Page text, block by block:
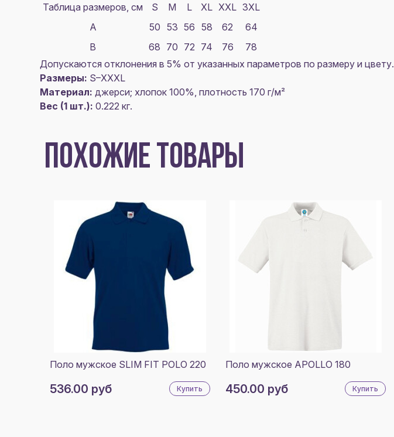
Таблица размеров, см S M L XL XXL 3XL
A
50 53 56 58 62
64
B
68 70 72 74 76
78
Допускаются отклонения в 5% от указанных параметров по размеру и цвету.
Размеры: S–XXXL
Материал: джерси; хлопок 100%, плотность 170 г/м²
Вес (1 шт.): 0.222 кг.
ПОХОЖИЕ ТОВАРЫ
Поло мужское SLIM FIT POLO 220
536.00 руб Купить
Поло мужское APOLLO 180
450.00 руб Купить